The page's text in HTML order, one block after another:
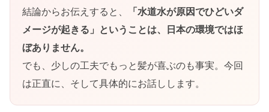
結論からお伝えすると、
「水道水が原因でひどいダ
メージが起きる」ということは、日本の環境ではほ
ぼありません。
でも、少しの工夫でもっと髪が喜ぶのも事実。今回
は正直に、そして具体的にお話しします。